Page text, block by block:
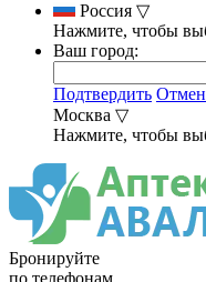
Россия ▽
Нажмите, чтобы
Ваш город:
Подтвердить
Москва ▽
Нажмите, чтобы
Бронируйте
по телефонам